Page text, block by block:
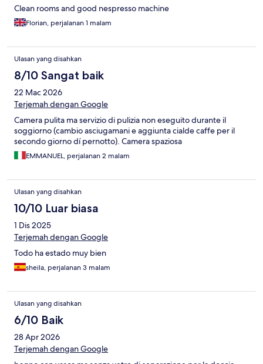
Clean rooms and good nespresso machine
Florian, perjalanan 1 malam
Ulasan yang disahkan
8/10 Sangat baik
22 Mac 2026
Terjemah dengan Google
Camera pulita ma servizio di pulizia non eseguito durante il
soggiorno (cambio asciugamani e aggiunta cialde caffe per il
secondo giorno dí pernotto). Camera spaziosa
EMMANUEL, perjalanan 2 malam
Ulasan yang disahkan
10/10 Luar biasa
1 Dis 2025
Terjemah dengan Google
Todo ha estado muy bien
sheila, perjalanan 3 malam
Ulasan yang disahkan
6/10 Baik
28 Apr 2026
Terjemah dengan Google